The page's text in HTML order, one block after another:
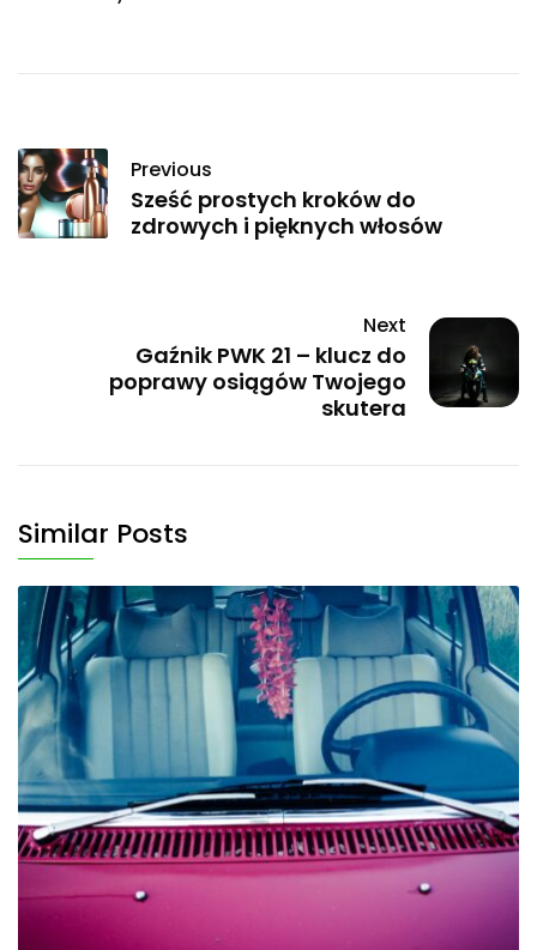
Previous
Sześć prostych kroków do
zdrowych i pięknych włosów
Next
Gaźnik PWK 21 – klucz do
poprawy osiągów Twojego
skutera
Similar Posts